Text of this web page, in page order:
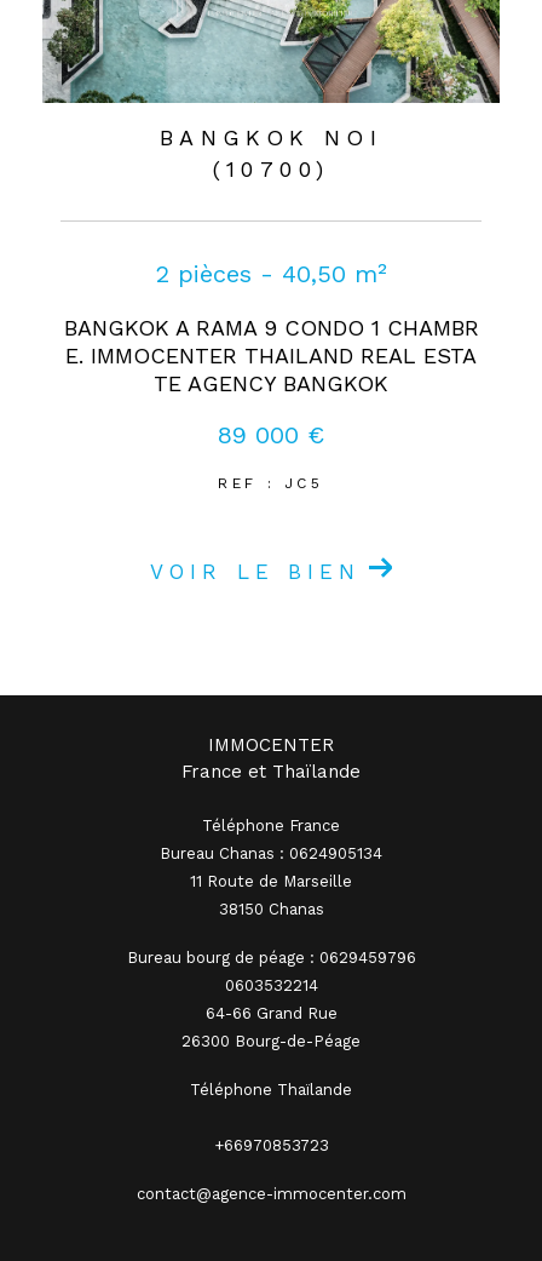
BANGKOK NOI
(10700)
2 pièces - 40,50 m²
BANGKOK A RAMA 9 CONDO 1 CHAMBR
E. IMMOCENTER THAILAND REAL ESTA
TE AGENCY BANGKOK
89 000 €
REF : JC5
VOIR LE BIEN
IMMOCENTER
France et Thaïlande
Téléphone France
Bureau Chanas : 0624905134
11 Route de Marseille
38150 Chanas
Bureau bourg de péage : 0629459796
0603532214
64-66 Grand Rue
26300 Bourg-de-Péage
Téléphone Thaïlande
+66970853723
contact@agence-immocenter.com